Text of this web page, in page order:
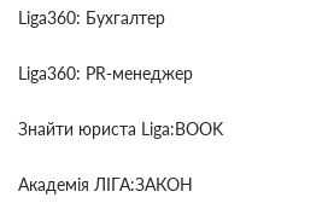
Liga360: Бухгалтер
Liga360: PR-менеджер
Знайти юриста Liga:BOOK
Академія ЛІГА:ЗАКОН